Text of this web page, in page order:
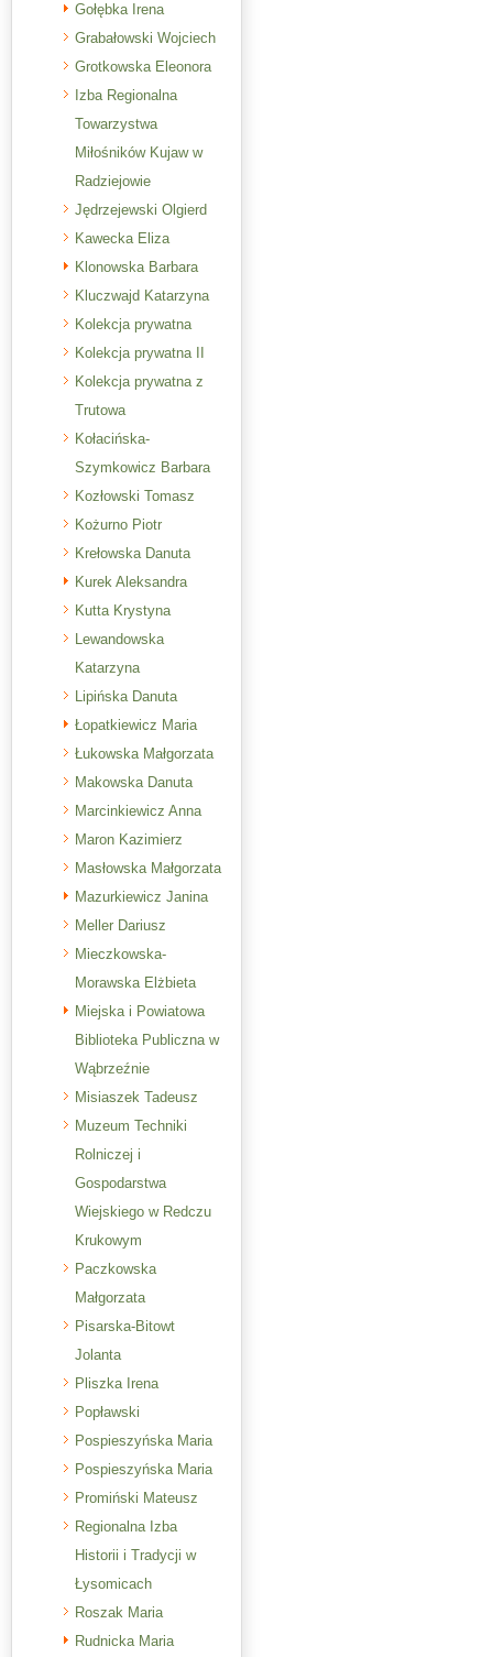
Gołębka Irena
Grabałowski Wojciech
Grotkowska Eleonora
Izba Regionalna
Towarzystwa
Miłośników Kujaw w
Radziejowie
Jędrzejewski Olgierd
Kawecka Eliza
Klonowska Barbara
Kluczwajd Katarzyna
Kolekcja prywatna
Kolekcja prywatna II
Kolekcja prywatna z
Trutowa
Kołacińska-
Szymkowicz Barbara
Kozłowski Tomasz
Kożurno Piotr
Krełowska Danuta
Kurek Aleksandra
Kutta Krystyna
Lewandowska
Katarzyna
Lipińska Danuta
Łopatkiewicz Maria
Łukowska Małgorzata
Makowska Danuta
Marcinkiewicz Anna
Maron Kazimierz
Masłowska Małgorzata
Mazurkiewicz Janina
Meller Dariusz
Mieczkowska-
Morawska Elżbieta
Miejska i Powiatowa
Biblioteka Publiczna w
Wąbrzeźnie
Misiaszek Tadeusz
Muzeum Techniki
Rolniczej i
Gospodarstwa
Wiejskiego w Redczu
Krukowym
Paczkowska
Małgorzata
Pisarska-Bitowt
Jolanta
Pliszka Irena
Popławski
Pospieszyńska Maria
Pospieszyńska Maria
Promiński Mateusz
Regionalna Izba
Historii i Tradycji w
Łysomicach
Roszak Maria
Rudnicka Maria